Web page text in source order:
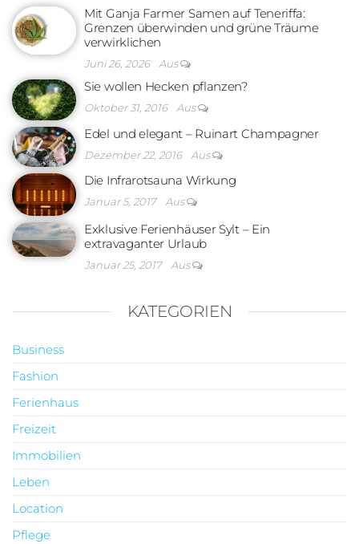
Mit Ganja Farmer Samen auf Teneriffa:
Grenzen überwinden und grüne Träume
verwirklichen
Juni 26, 2026 Aus
Sie wollen Hecken pflanzen?
Oktober 31, 2016 Aus
Edel und elegant – Ruinart Champagner
Dezember 22, 2016 Aus
Die Infrarotsauna Wirkung
Januar 5, 2017 Aus
Exklusive Ferienhäuser Sylt – Ein
extravaganter Urlaub
Januar 25, 2017 Aus
KATEGORIEN
Business
Fashion
Ferienhaus
Freizeit
Immobilien
Leben
Location
Pflege